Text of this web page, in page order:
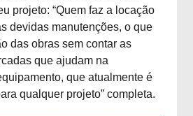
projeto: “Quem faz a locação
devidas manutenções, o que
das obras sem contar as
que ajudam na
que atualmente é
qualquer projeto” completa.